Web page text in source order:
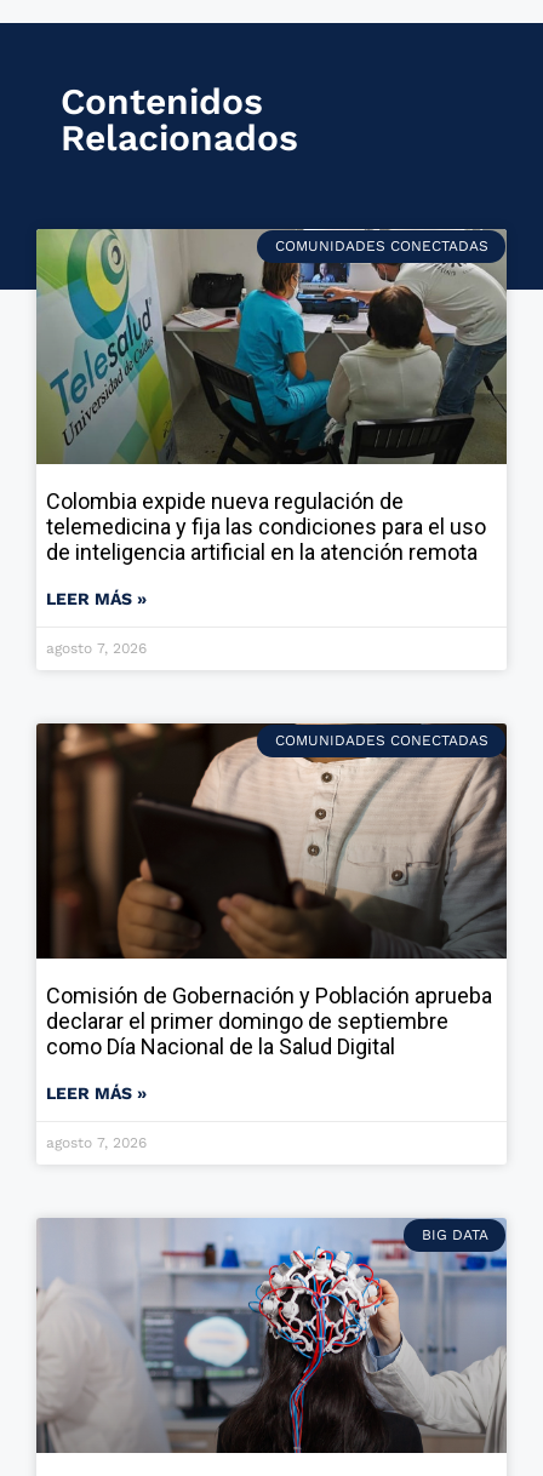
Contenidos
Relacionados
COMUNIDADES CONECTADAS
Colombia expide nueva regulación de
telemedicina y fija las condiciones para el uso
de inteligencia artificial en la atención remota
LEER MÁS »
agosto 7, 2026
COMUNIDADES CONECTADAS
Comisión de Gobernación y Población aprueba
declarar el primer domingo de septiembre
como Día Nacional de la Salud Digital
LEER MÁS »
agosto 7, 2026
BIG DATA